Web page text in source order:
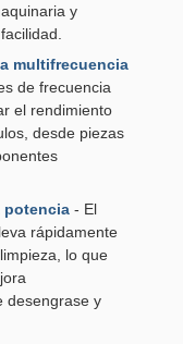
y
multifrecuencia
de frecuencia
el rendimiento
desde piezas
potencia - El
rápidamente
lo que
desengrase y